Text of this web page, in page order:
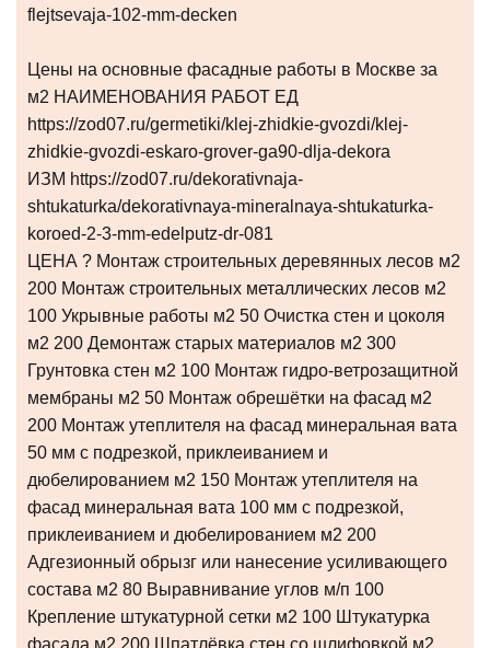
flejtsevaja-102-mm-decken
Цены на основные фасадные работы в Москве за
м2 НАИМЕНОВАНИЯ РАБОТ ЕД
https://zod07.ru/germetiki/klej-zhidkie-gvozdi/klej-
zhidkie-gvozdi-eskaro-grover-ga90-dlja-dekora
ИЗМ https://zod07.ru/dekorativnaja-
shtukaturka/dekorativnaya-mineralnaya-shtukaturka-
koroed-2-3-mm-edelputz-dr-081
ЦЕНА ? Монтаж строительных деревянных лесов м2
200 Монтаж строительных металлических лесов м2
100 Укрывные работы м2 50 Очистка стен и цоколя
м2 200 Демонтаж старых материалов м2 300
Грунтовка стен м2 100 Монтаж гидро-ветрозащитной
мембраны м2 50 Монтаж обрешётки на фасад м2
200 Монтаж утеплителя на фасад минеральная вата
50 мм с подрезкой, приклеиванием и
дюбелированием м2 150 Монтаж утеплителя на
фасад минеральная вата 100 мм с подрезкой,
приклеиванием и дюбелированием м2 200
Адгезионный обрызг или нанесение усиливающего
состава м2 80 Выравнивание углов м/п 100
Крепление штукатурной сетки м2 100 Штукатурка